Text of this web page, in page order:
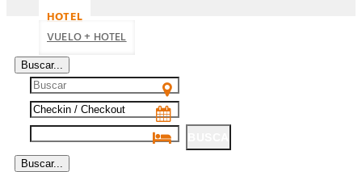
HOTEL
VUELO + HOTEL
Buscar...
Buscar...